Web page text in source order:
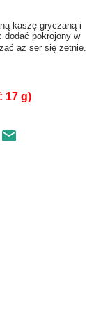
dodać pokrojony w
aż ser się zetnie.
17 g)